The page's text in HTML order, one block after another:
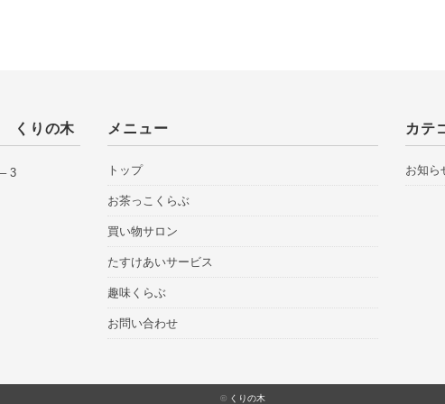
くりの木
3
メニュー
トップ
お茶っこくらぶ
買い物サロン
たすけあいサービス
趣味くらぶ
お問い合わせ
カテ
お知ら
© くりの木